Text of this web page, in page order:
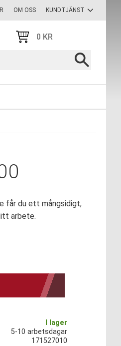
OM OSS KUNDTJÄNST
0 KR
får du ett mångsidigt,
arbete.
I lager
171527010
5-10 arbetsdagar